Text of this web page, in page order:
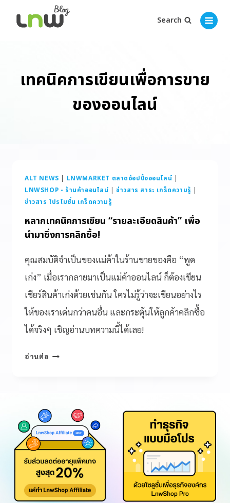
Search
เทคนิคการเขียนเพื่อการขาย
ของออนไลน์
ALT NEWS | LNWMARKET ตลาดช้อปปิ้งออนไลน์ |
LNWSHOP - ร้านค้าออนไลน์ |ข่าวสาร สาระ เกร็ดความรู้ |
ข่าวสาร โปรโมชั่น เกร็ดความรู้
หลากเทคนิคการเขียน “รายละเอียดสินค้า” เพื่อ
นำมาซึ่งการคลิกซื้อ!
คุณสมบัติจำเป็นของแม่ค้าในร้านขายของคือ “พูด
เก่ง” เมื่อเรากลายมาเป็นแม่ค้าออนไลน์ ก็ต้องเขียน
เชียร์สินค้าเก่งด้วยเช่นกัน ใครไม่รู้ว่าจะเขียนอย่างไร
ให้ของเราเด่นกว่าคนอื่น และกระตุ้นให้ลูกค้าคลิกซื้อ
ได้จริงๆ เชิญอ่านบทความนี้ได้เลย!
อ่านต่อ